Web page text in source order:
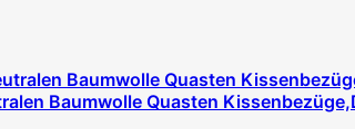
Baumwolle Quasten